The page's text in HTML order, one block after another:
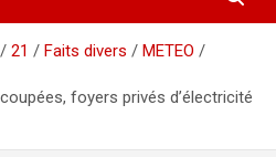
21 Faits divers
METEO
foyers privés d’électricité